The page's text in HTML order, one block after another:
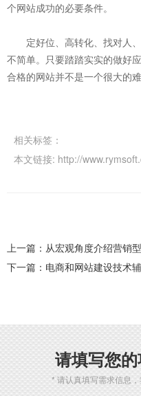
个网站成功的必要条件。
定好位、高转化、找对人、
不简单。只要踏踏实实的做好
合格的网站并不是一个很大的难
相关标签：
本文链接: http://
上一篇：从宏观角度介绍营销
下一篇：电商和网站建设技术
请填写您
* 请认真填写需求信息